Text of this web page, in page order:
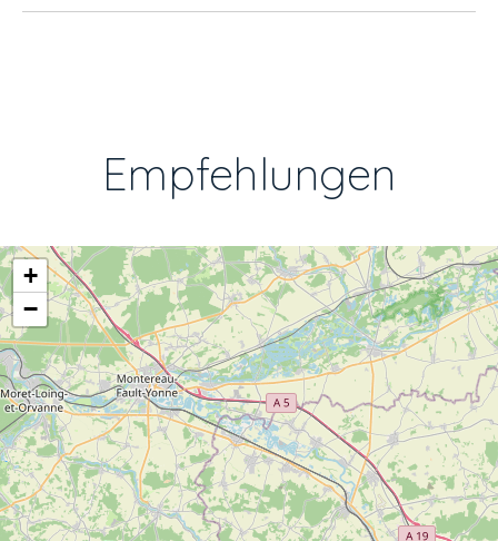
Empfehlungen
+
−